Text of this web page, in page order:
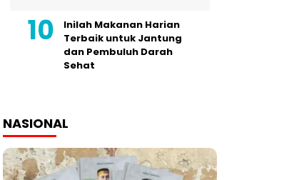
Inilah Makanan Harian
Terbaik untuk Jantung
dan Pembuluh Darah
Sehat
NASIONAL